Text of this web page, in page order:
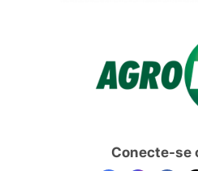
Conecte-se